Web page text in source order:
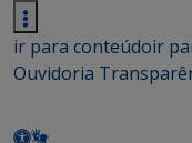
ir para conteúdoir
Ouvidoria